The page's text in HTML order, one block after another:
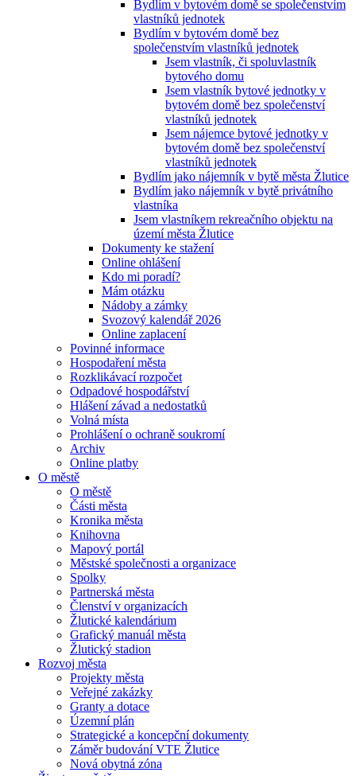
Bydlím v bytovém domě se společenstvím
vlastníků jednotek
Bydlím v bytovém domě bez
společenstvím vlastníků jednotek
Jsem vlastník, či spoluvlastník
bytového domu
Jsem vlastník bytové jednotky v
bytovém domě bez společenství
vlastníků jednotek
Jsem nájemce bytové jednotky v
bytovém domě bez společenství
vlastníků jednotek
Bydlím jako nájemník v bytě města Žlutice
Bydlím jako nájemník v bytě privátního
vlastníka
Jsem vlastníkem rekreačního objektu na
území města Žlutice
Dokumenty ke stažení
Online ohlášení
Kdo mi poradí?
Mám otázku
Nádoby a zámky
Svozový kalendář 2026
Online zaplacení
Povinné informace
Hospodaření města
Rozklikávací rozpočet
Odpadové hospodářství
Hlášení závad a nedostatků
Volná místa
Prohlášení o ochraně soukromí
Archiv
Online platby
O městě
O městě
Části města
Kronika města
Knihovna
Mapový portál
Městské společnosti a organizace
Spolky
Partnerská města
Členství v organizacích
Žlutické kalendárium
Grafický manuál města
Žlutický stadion
Rozvoj města
Projekty města
Veřejné zakázky
Granty a dotace
Územní plán
Strategické a koncepční dokumenty
Záměr budování VTE Žlutice
Nová obytná zóna